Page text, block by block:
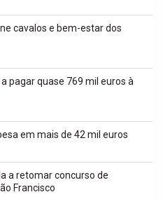
cavalos e bem-estar dos
pagar quase 769 mil euros à
em mais de 42 mil euros
a retomar concurso de
Francisco